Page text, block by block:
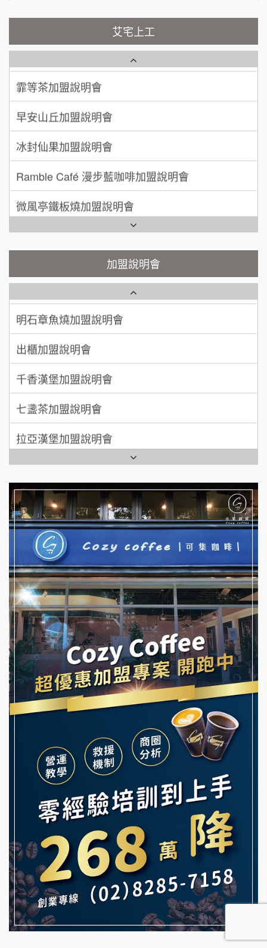
加盟預算 50萬~75萬
何 先生/小姐 台南
加盟預算 100萬~300萬
呂 先生/小姐 新竹市
加盟預算
顏 先生/小姐
100萬 ~ 200萬
廖 先生/小姐
加盟預算 200萬~300萬
艾宅上工
蓁伙烤倆吃加盟說明會
早安山丘加盟說明會
冰封仙果加盟說明會
Ramble Café 漫步藍咖啡加盟說明會
微風亭鐵板燒加盟說明會
鮮茶道加盟說明會
自助洗衣店誠徵代洗收送人員(台中市)
MUSHEN徵SPA美容芳療師
日十。早午食加盟說明會
拾鑶火鍋加盟說明會
全家加盟說明會
台灣G湯加盟說明會
彭富貴加盟說明會
NU PASTA義大利麵加盟說明會
潮鍋癮加盟說明會
蓁伙烤倆吃加盟說明會
霏等茶加盟說明會
早安山丘加盟說明會
冰封仙果加盟說明會
Ramble Café 漫步藍咖啡加盟說明會
微風亭鐵板燒加盟說明會
鮮茶道加盟說明會
【曉妍美妝】誠徵行政櫃檯
自助洗衣店誠徵代洗收送人員(台中市)
MUSHEN徵SPA美容芳療師
日十。早午食加盟說明會
拾鑶火鍋加盟說明會
加盟說明會
莫尼早餐Morni加盟說明會
手作功夫茶加盟說明會
SHARE TEA歇腳亭加盟說明會
潮味決-湯滷專門店加盟說明會
鬍子茶加盟說明會
鮮茶道加盟說明會
漫步藍咖啡加盟說明會
明石章魚燒加盟說明會
出櫃加盟說明會
千香漢堡加盟說明會
七盞茶加盟說明會
拉亞漢堡加盟說明會
杜芳子古味茶鋪加盟說明會
優握握×酸奶大獅加盟說明會
冬城門加盟說明會
拾鑶火鍋加盟說明會
阿性情趣無人販售所加盟明會
龍涎居好湯加盟說明會
舒油頭加盟說明會
韓金量加盟說明會
義氣豐發雞加盟說明會
Mr.Wish加盟說明會
白鬍泡泡 BOHO POPO加盟說明會
雞咕雞咕加盟說明會
TEA TOP加盟說明會
珍好味臭臭鍋加盟說明會
藍象廷泰式火鍋加盟說明會
日十。早午食加盟說明會
上宇林加盟說明會